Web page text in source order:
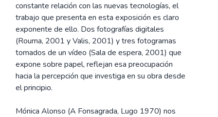
constante relación con las nuevas tecnologías, el
trabajo que presenta en esta exposición es claro
exponente de ello. Dos fotografías digitales
(Rouma, 2001 y Valis, 2001) y tres fotogramas
tomados de un vídeo (Sala de espera, 2001) que
expone sobre papel, reflejan esa preocupación
hacia la percepción que investiga en su obra desde
el principio.
Mónica Alonso (A Fonsagrada, Lugo 1970) nos